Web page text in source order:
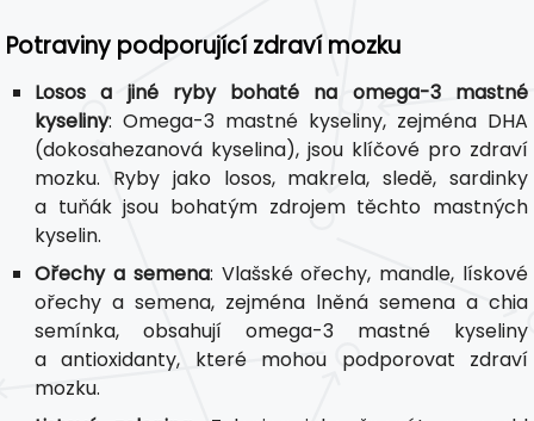
Potraviny podporující zdraví mozku
Losos a jiné ryby bohaté na omega-3 mastné
kyseliny: Omega-3 mastné kyseliny, zejména DHA
(dokosahezanová kyselina), jsou klíčové pro zdraví
mozku. Ryby jako losos, makrela, sledě, sardinky
a tuňák jsou bohatým zdrojem těchto mastných
kyselin.
Ořechy a semena: Vlašské ořechy, mandle, lískové
ořechy a semena, zejména lněná semena a chia
semínka, obsahují omega-3 mastné kyseliny
a antioxidanty, které mohou podporovat zdraví
mozku.